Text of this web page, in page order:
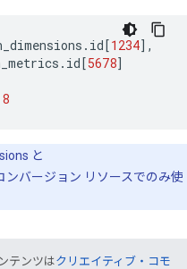
. id[1234],
. id[5678]
と
バージョン リソースでのみ使
テンツはクリエイティブ・コモ